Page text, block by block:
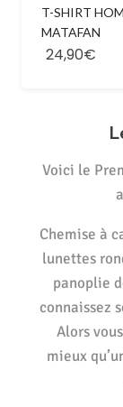
T-SHIRT
MATAFAN
24,90€
Voici le
Chemise à
lunettes
panoplie
connaissez
Alors
mieux